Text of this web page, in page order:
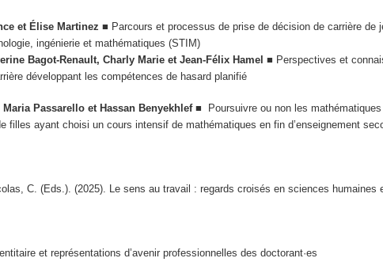
et Élise Martinez ■ Parcours et processus de prise de décision de carrière de
ingénierie et mathématiques (STIM)
Bagot-Renault, Charly Marie et Jean-Félix Hamel ■ Perspectives et
développant les compétences de hasard planifié
Passarello et Hassan Benyekhlef ■
Poursuivre ou non les
filles ayant choisi un cours intensif de mathématiques en fin d’enseignement
C. (Eds.). (2025). Le sens au travail : regards croisés en sciences humaines
et représentations d’avenir professionnelles des doctorant·es